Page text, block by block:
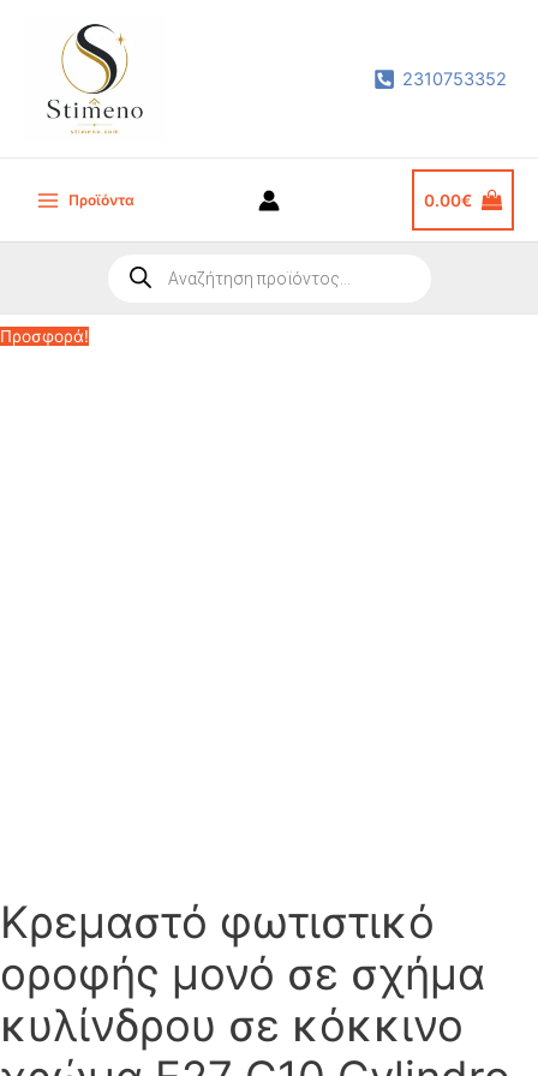
περιεχόμενο
2310753352
Main
Προϊόντα 0.00€
search
Προσφορά!
Κρεμαστό φωτιστικό
οροφής μονό σε σχήμα
κυλίνδρου σε κόκκινο